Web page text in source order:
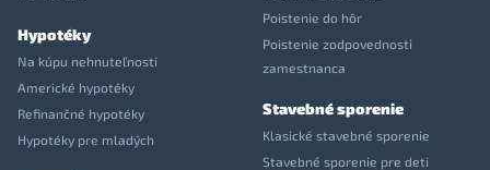
Hypotéky
Na kúpu nehnuteľnosti
Americké hypotéky
Refinančné hypotéky
Hypotéky pre mladých
Poistenie do hôr
Poistenie zodpovednosti
zamestnanca
Stavebné sporenie
Klasické stavebné sporenie
Stavebné sporenie pre deti